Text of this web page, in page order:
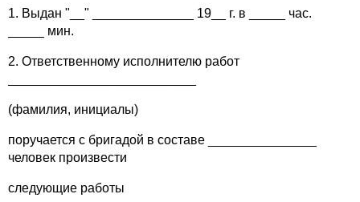
1. Выдан "__" ______________ 19__ г. в _____ час.
_____ мин.
2. Ответственному исполнителю работ
(фамилия, инициалы)
поручается с бригадой в составе _______________
человек произвести
следующие работы